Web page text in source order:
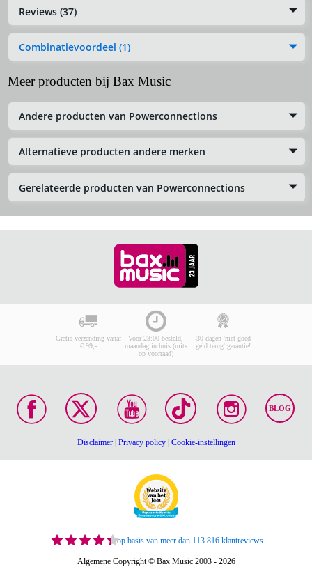
Reviews (37)
Combinatievoordeel (1)
Meer producten bij Bax Music
Andere producten van Powerconnections
Alternatieve producten andere merken
Gerelateerde producten van Powerconnections
Gratis verzending vanaf
€ 99,-
Voor 23:00 besteld,
maandag in huis (mits
op voorraad)
30 dagen 'niet goed
geld terug' garantie!
BLOG
Disclaimer| Privacy policy| Cookie-instellingen
op basis van meer dan 113.816 klantreviews
Algemene Copyright © Bax Music 2003 - 2026